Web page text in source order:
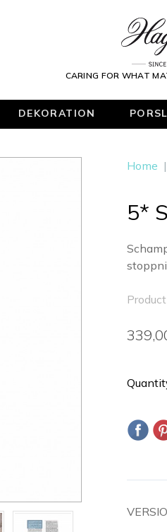
CARING FOR WHAT
DEKORATION
Home |
5*